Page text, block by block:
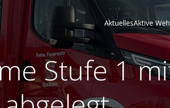
AktuellesAktive
Stufe 1